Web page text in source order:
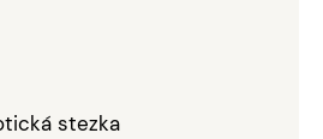
stezka